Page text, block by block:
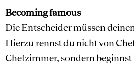
Becoming famous
Die Entscheider müssen
Hierzu rennst du nicht von
Chefzimmer, sondern beginnst